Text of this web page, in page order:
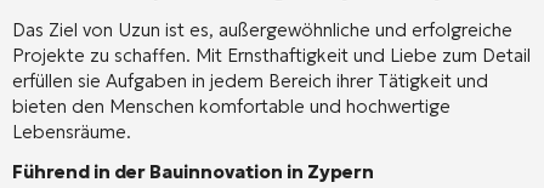
Das Ziel von Uzun ist es, außergewöhnliche und erfolgreiche
Projekte zu schaffen. Mit Ernsthaftigkeit und Liebe zum Detail
erfüllen sie Aufgaben in jedem Bereich ihrer Tätigkeit und
bieten den Menschen komfortable und hochwertige
Lebensräume.
Führend in der Bauinnovation in Zypern